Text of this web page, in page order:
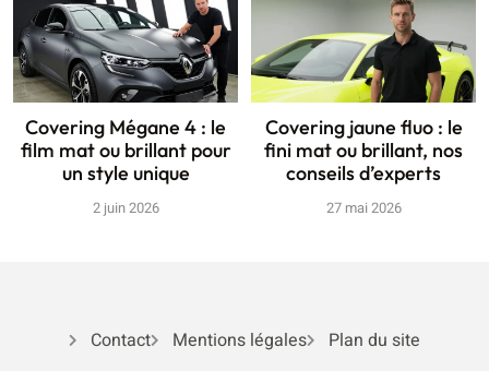
Covering Mégane 4 : le
film mat ou brillant pour
un style unique
2 juin 2026
Covering jaune fluo : le
fini mat ou brillant, nos
conseils d’experts
27 mai 2026
Contact Mentions légales Plan du site